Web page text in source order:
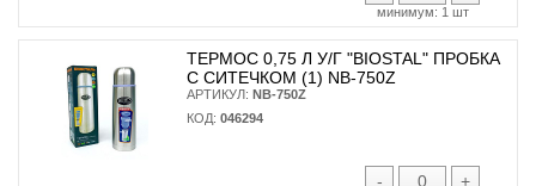
минимум: 1 шт
ТЕРМОС 0,75 Л У/Г "BIOSTAL" ПРОБКА
С СИТЕЧКОМ (1) NB-750Z
АРТИКУЛ: NB-750Z
КОД: 046294
- +